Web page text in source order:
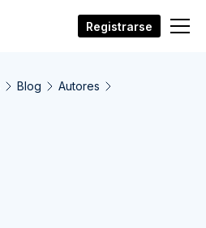
Registrarse
Blog Autores